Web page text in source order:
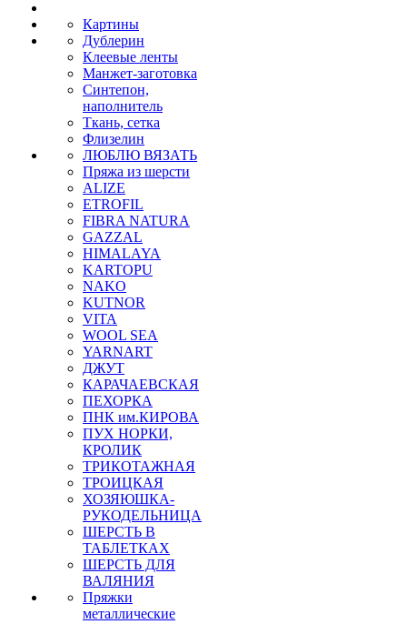
Картины
Дублерин
Клеевые ленты
Манжет-заготовка
Синтепон,
наполнитель
Ткань, сетка
Флизелин
ЛЮБЛЮ ВЯЗАТЬ
Пряжа из шерсти
ALIZE
ETROFIL
FIBRA NATURA
GAZZAL
HIMALAYA
KARTOPU
NAKO
KUTNOR
VITA
WOOL SEA
YARNART
ДЖУТ
КАРАЧАЕВСКАЯ
ПЕХОРКА
ПНК им.КИРОВА
ПУХ НОРКИ,
КРОЛИК
ТРИКОТАЖНАЯ
ТРОИЦКАЯ
ХОЗЯЮШКА-
РУКОДЕЛЬНИЦА
ШЕРСТЬ В
ТАБЛЕТКАХ
ШЕРСТЬ ДЛЯ
ВАЛЯНИЯ
Пряжки
металлические